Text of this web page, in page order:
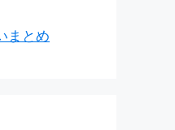
まとめ